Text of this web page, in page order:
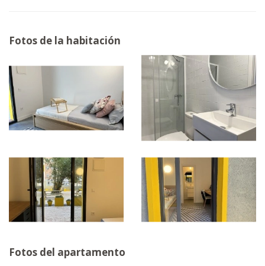
Fotos de la habitación
Fotos del apartamento